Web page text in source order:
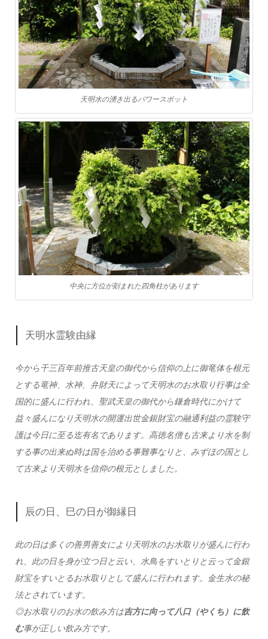
天明水の湧き出るパワースポット
中央に方位が刻まれた四角柱があります
天明水霊験由縁
今から千三百年前推古天皇の御代から信仰の上に御竜体を根元
とする竜神、水神、弁財天によって天明水のお水取り行事は全
国的に盛んに行われ、聖武天皇の御代から鎌倉時代にかけて
益々盛んになり天明水の開運出世金銀財宝の融通利益の霊験守
護は今日に至る迄有名であります。高徳名僧も古来より水を制
する事の出来ぬ時は国を治める事難事なりと、みずほの国とし
て古来より天明水を信仰の根元としました。
辰の日、巳の日が御縁日
此の日は多くの善男善女により天明水のお水取りが盛んに行わ
れ、此の日を身が立つ日と云い、水鳥をすいとりと云って金銀
財宝をすいとるお水取りとして盛んに行われます。金生水の秘
法とされています。
◎お水取りのお水の飲み方は吉方に向って八口（やくち）に飲
む事が正しい飲み方です。